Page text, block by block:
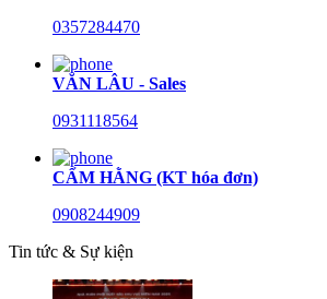
0357284470
VĂN LÂU - Sales
0931118564
CẨM HẰNG (KT hóa đơn)
0908244909
Tin tức & Sự kiện